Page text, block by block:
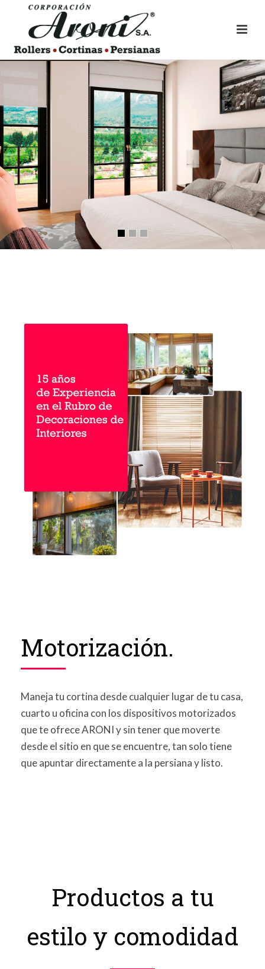
Motorización.
Maneja tu cortina desde cualquier lugar de tu casa,
cuarto u oficina con los dispositivos motorizados
que te ofrece ARONI y sin tener que moverte
desde el sitio en que se encuentre, tan solo tiene
que apuntar directamente a la persiana y listo.
Productos a tu
estilo y comodidad